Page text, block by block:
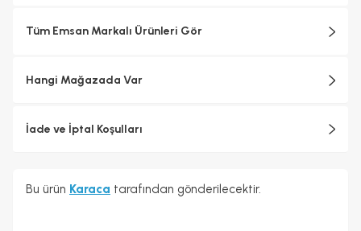
Tüm Emsan Markalı Ürünleri Gör
Hangi Mağazada Var
İade ve İptal Koşulları
Bu ürün Karaca tarafından gönderilecektir.